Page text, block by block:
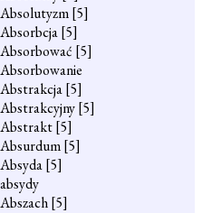
Absolutyzm[5]
Absorbcja[5]
Absorbować [5]
Absorbowanie
Abstrakcja[5]
Abstrakcyjny[5]
Abstrakt[5]
Absurdum[5]
Absyda[5]
absydy
Abszach[5]